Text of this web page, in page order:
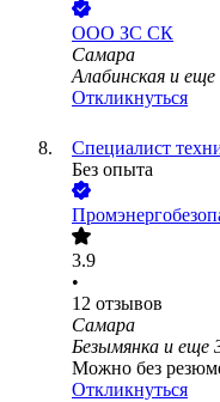
ООО ЗС СК
Самара
Алабинская и еще
Откликнуться
Специалист
Без опыта
3.9
•
12 отзывов
Самара
Безымянка и еще
Можно без
Откликнуться